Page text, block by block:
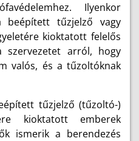
Ilyenkor
tűzjelző vagy
kioktatott felelős
arról, hogy
valós, és a tűzoltóknak
tűzjelző (tűzoltó-)
kioktatott emberek
ismerik a berendezés